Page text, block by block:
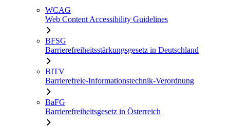
WCAG
Web Content Accessibility Guidelines
BFSG
Barrierefreiheitsstärkungsgesetz in Deutschland
BITV
Barrierefreie-Informationstechnik-Verordnung
BaFG
Barrierefreiheitsgesetz in Österreich